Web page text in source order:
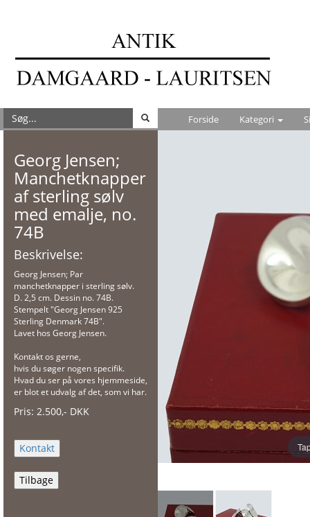
Forside Kategori
Georg Jensen;
Manchetknapper
af sterling sølv
med emalje, no.
74B
Beskrivelse:
Georg Jensen; Par
manchetknapper i sterling sølv.
D. 2,5 cm. Dessin no. 74B.
Stempelt "Georg Jensen 925
Sterling Denmark 74B".
Lavet hos Georg Jensen.
Kontakt os gerne,
hvis du søger nogen specifik.
Hvad du ser på vores hjemmeside,
er blot et udvalg af det, som vi har.
Pris: 2.500,- DKK
Tilbage